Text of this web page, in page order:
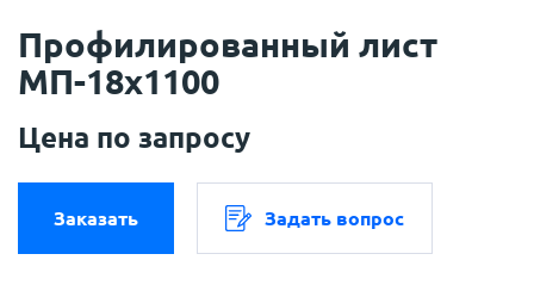
Профилированный лист
МП-18х1100
Цена по запросу
Заказать Задать вопрос